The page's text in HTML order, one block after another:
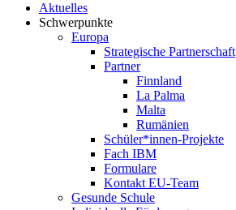
Aktuelles
Schwerpunkte
Europa
Strategische Partnerschaft
Partner
Finnland
La Palma
Malta
Rumänien
Schüler*innen-Projekte
Fach IBM
Formulare
Kontakt EU-Team
Gesunde Schule